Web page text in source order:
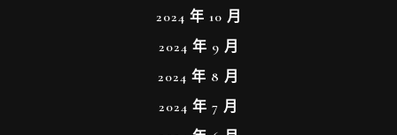
2024 年 10 月
2024 年 9 月
2024 年 8 月
2024 年 7 月